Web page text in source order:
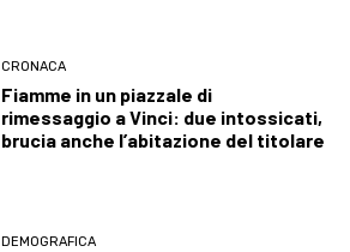
CRONACA
Fiamme in un piazzale di
rimessaggio a Vinci: due intossicati,
brucia anche l’abitazione del titolare
DEMOGRAFICA